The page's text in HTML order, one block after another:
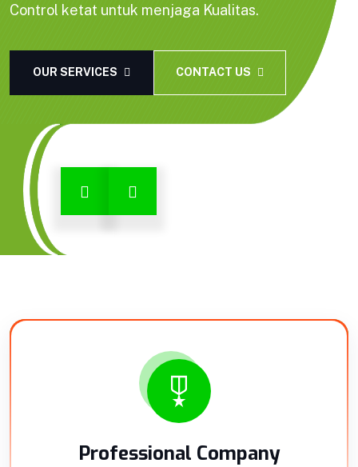
Control ketat untuk menjaga Kualitas.
OUR SERVICES CONTACT US
Professional Company